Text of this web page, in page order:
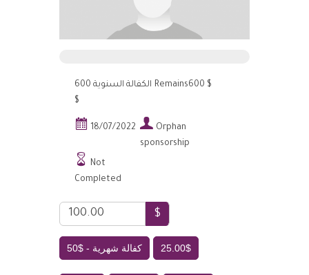
الكفالة السنوية 600
$
Remains600 $
 18/07/2022  Orphan
sponsorship
 Not
Completed
$
50$ - كفالة شهرية 25.00$